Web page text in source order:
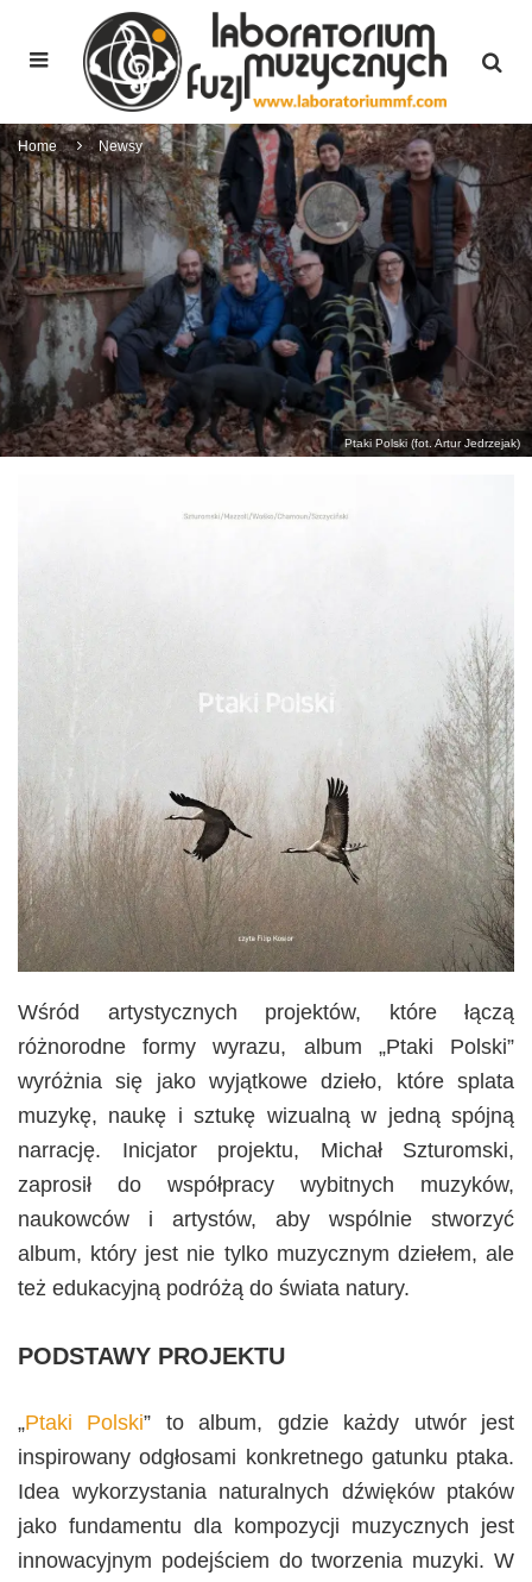
Home Newsy
Ptaki Polski (fot. Artur Jedrzejak)
Wśród artystycznych projektów, które łączą
różnorodne formy wyrazu, album „Ptaki Polski”
wyróżnia się jako wyjątkowe dzieło, które splata
muzykę, naukę i sztukę wizualną w jedną spójną
narrację. Inicjator projektu, Michał Szturomski,
zaprosił do współpracy wybitnych muzyków,
naukowców i artystów, aby wspólnie stworzyć
album, który jest nie tylko muzycznym dziełem, ale
też edukacyjną podróżą do świata natury.
PODSTAWY PROJEKTU
„Ptaki Polski” to album, gdzie każdy utwór jest
inspirowany odgłosami konkretnego gatunku ptaka.
Idea wykorzystania naturalnych dźwięków ptaków
jako fundamentu dla kompozycji muzycznych jest
innowacyjnym podejściem do tworzenia muzyki. W